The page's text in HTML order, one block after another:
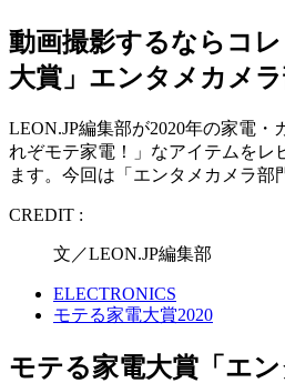
動画撮影するならコ
大賞」エンタメカメラ
LEON.JP編集部が2020年の家電・
れぞモテ家電！」なアイテムをレ
ます。今回は「エンタメカメラ部
CREDIT :
文／LEON.JP編集部
ELECTRONICS
モテる家電大賞2020
モテる家電大賞「エ